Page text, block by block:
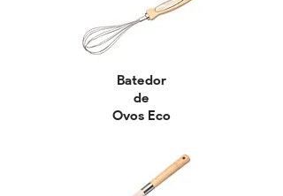
Batedor
de
Ovos Eco